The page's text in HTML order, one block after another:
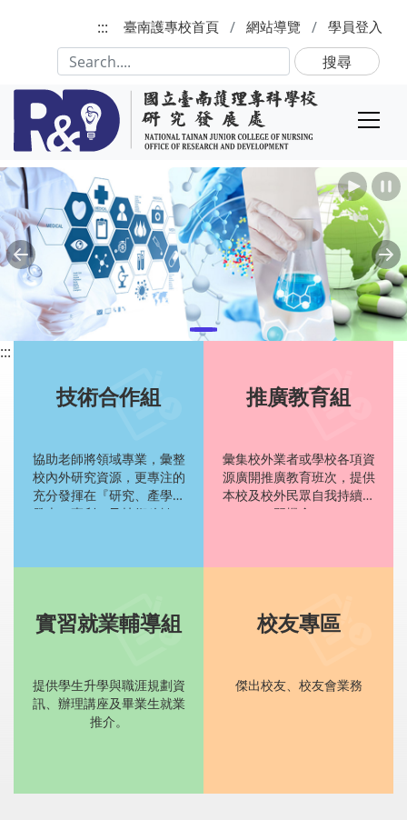
:::
臺南護專校首頁 網站導覽 學員登入
搜尋
播放
Previous
:::
技術合作組
協助老師將領域專業，彙整
校內外研究資源，更專注的
充分發揮在『研究、產學、
發表、專利、及技術移轉』
推廣教育組
彙集校外業者或學校各項資
源廣開推廣教育班次，提供
本校及校外民眾自我持續學
習機會。
實習就業輔導組
提供學生升學與職涯規劃資
訊、辦理講座及畢業生就業
推介。
校友專區
傑出校友、校友會業務